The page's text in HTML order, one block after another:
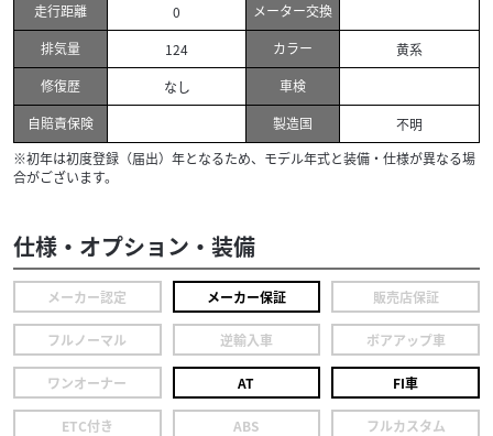
走行距離
0
メーター交換
排気量
124 カラー
黄系
修復歴
なし
車検
自賠責保険
製造国
不明
※初年は初度登録（届出）年となるため、モデル年式と装備・仕様が異なる場
合がございます。
仕様・オプション・装備
メーカー認定 メーカー保証 販売店保証
フルノーマル 逆輸入車 ボアアップ車
ワンオーナー AT FI車
ETC付き ABS フルカスタム